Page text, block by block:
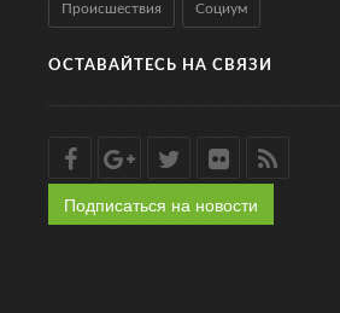
Происшествия Социум
ОСТАВАЙТЕСЬ НА СВЯЗИ
Подписаться на новости